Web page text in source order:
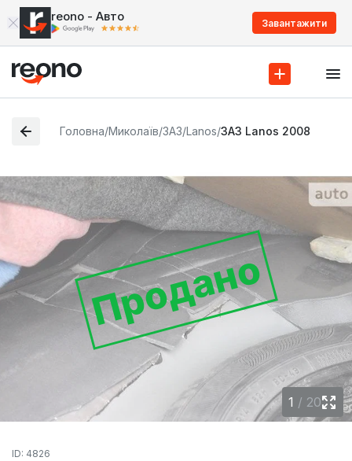
reono - Авто Завантажити
Головна/Миколаїв/ЗАЗ/Lanos/ЗАЗ Lanos 2008
Продано
1 / 20
ID: 4826